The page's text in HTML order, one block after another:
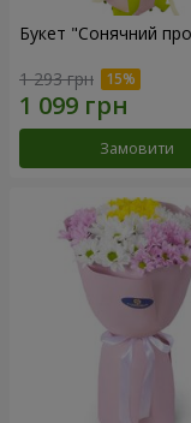
Букет "Сонячний
1 293 грн
Замовити